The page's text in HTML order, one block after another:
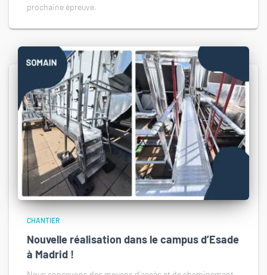
prochaine épreuve.
CHANTIER
Nouvelle réalisation dans le campus d’Esade
à Madrid !